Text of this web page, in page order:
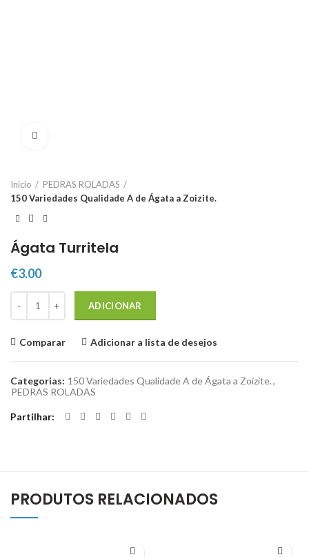
Início
PEDRAS ROLADAS
150 Variedades Qualidade A de Ágata a Zoizite.
Ágata Turritela
€3.00
ADICIONAR
Comparar Adicionar a lista de desejos
Categorias: 150 Variedades Qualidade A de Ágata a Zoizite.,
PEDRAS ROLADAS
Partilhar
PRODUTOS RELACIONADOS